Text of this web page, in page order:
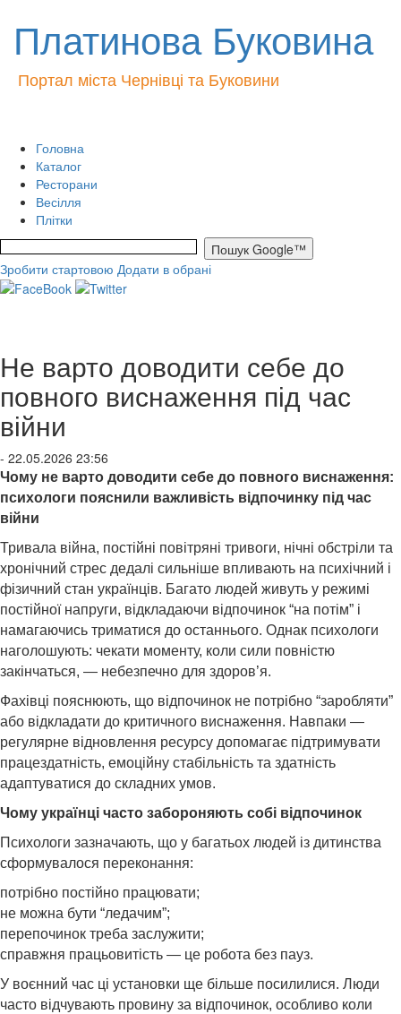
Платинова Буковина
Портал міста Чернівці та Буковини
Головна
Каталог
Ресторани
Весілля
Плітки
Зробити стартовою Додати в обрані
Не варто доводити себе до
повного виснаження під час
війни
- 22.05.2026 23:56
Чому не варто доводити себе до повного виснаження:
психологи пояснили важливість відпочинку під час
війни
Тривала війна, постійні повітряні тривоги, нічні обстріли та
хронічний стрес дедалі сильніше впливають на психічний і
фізичний стан українців. Багато людей живуть у режимі
постійної напруги, відкладаючи відпочинок “на потім” і
намагаючись триматися до останнього. Однак психологи
наголошують: чекати моменту, коли сили повністю
закінчаться, — небезпечно для здоров’я.
Фахівці пояснюють, що відпочинок не потрібно “заробляти”
або відкладати до критичного виснаження. Навпаки —
регулярне відновлення ресурсу допомагає підтримувати
працездатність, емоційну стабільність та здатність
адаптуватися до складних умов.
Чому українці часто забороняють собі відпочинок
Психологи зазначають, що у багатьох людей із дитинства
сформувалося переконання:
потрібно постійно працювати;
не можна бути “ледачим”;
перепочинок треба заслужити;
справжня працьовитість — це робота без пауз.
У воєнний час ці установки ще більше посилилися. Люди
часто відчувають провину за відпочинок, особливо коли